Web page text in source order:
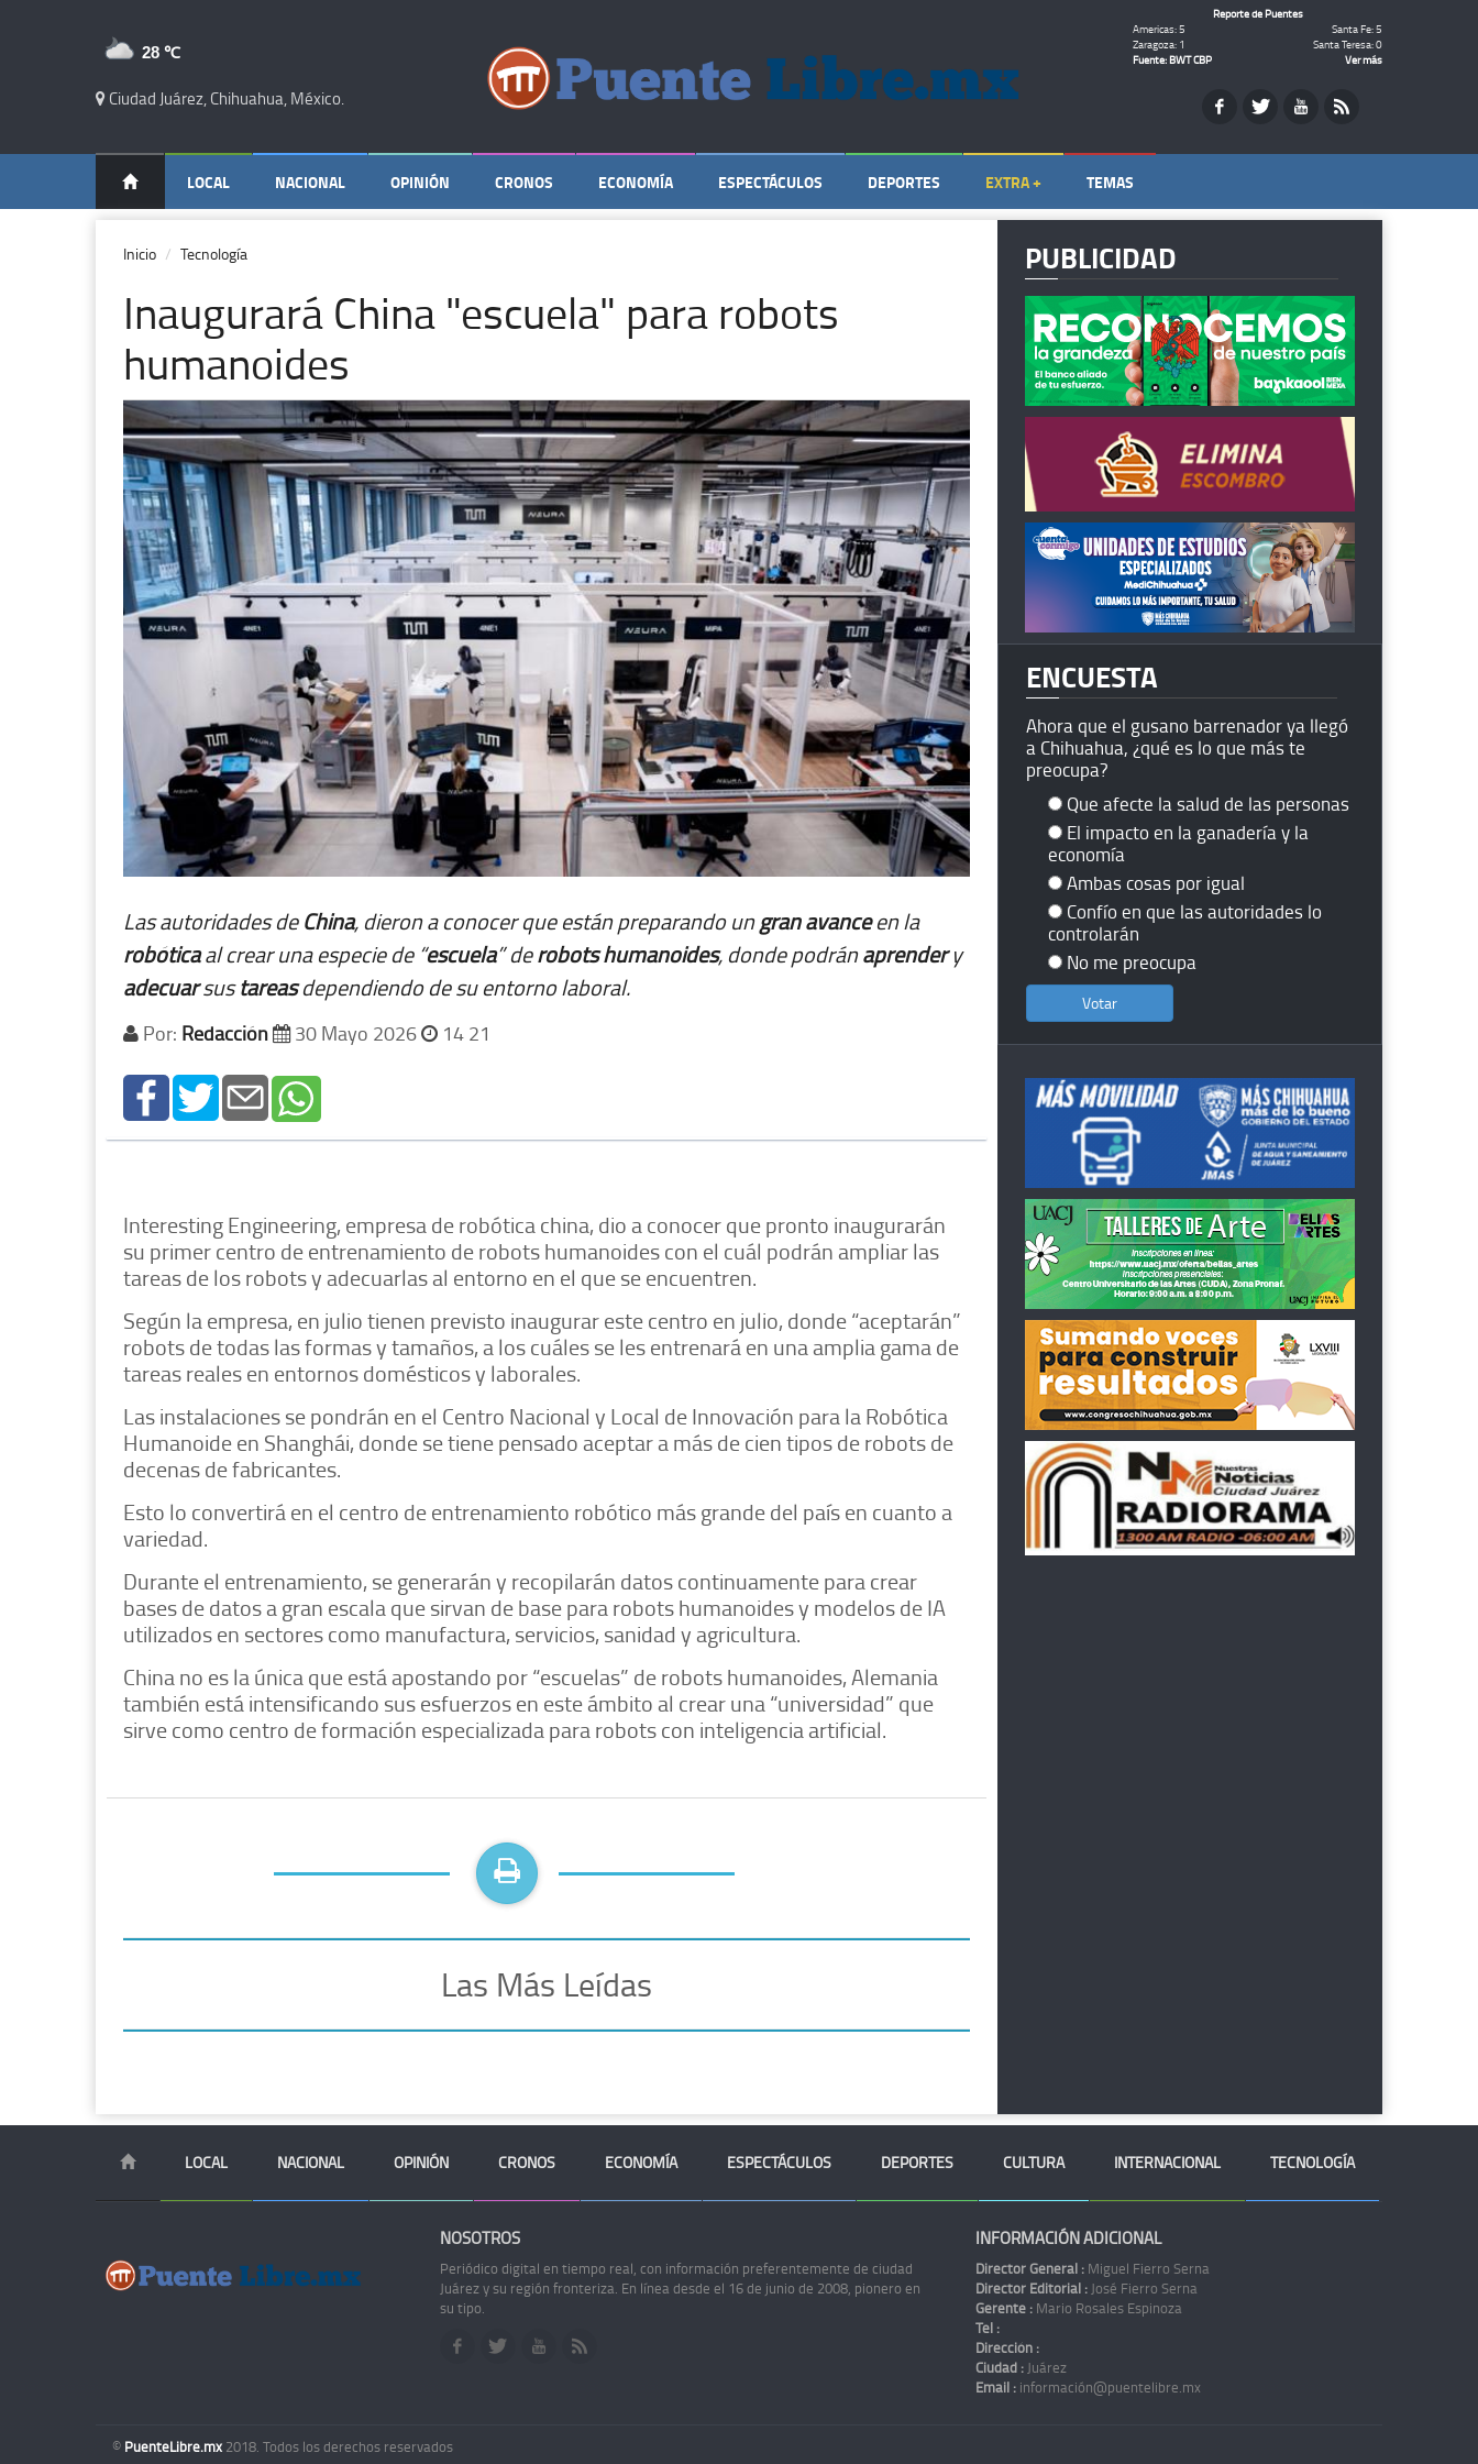
28 ℃
Ciudad Juárez, Chihuahua, México.
Reporte de Puentes
Americas: 5
Santa Fe: 5
Zaragoza: 1
Santa Teresa: 0
Fuente: BWT CBP
Ver más
LOCAL NACIONAL OPINIÓN CRONOS ECONOMÍA ESPECTÁCULOS DEPORTES EXTRA + TEMAS
Inicio Tecnología
Inaugurará China "escuela" para robots
humanoides
Las autoridades deChina, dieron a conocer que están preparando ungranavanceen la
robóticaal crear una especie de “escuela” derobotshumanoides, donde podránaprendery
adecuarsustareasdependiendo de su entorno laboral.
Por: Redacción 30 Mayo 2026 14 21
Interesting Engineering, empresa de robótica china, dio a conocer que pronto inaugurarán
su primer centro de entrenamiento de robots humanoides con el cuál podrán ampliar las
tareas de los robots y adecuarlas al entorno en el que se encuentren.
Según la empresa, en julio tienen previsto inaugurar este centro en julio, donde “aceptarán”
robots de todas las formas y tamaños, a los cuáles se les entrenará en una amplia gama de
tareas reales en entornos domésticos y laborales.
Las instalaciones se pondrán en el Centro Nacional y Local de Innovación para la Robótica
Humanoide en Shanghái, donde se tiene pensado aceptar a más de cien tipos de robots de
decenas de fabricantes.
Esto lo convertirá en el centro de entrenamiento robótico más grande del país en cuanto a
variedad.
Durante el entrenamiento, se generarán y recopilarán datos continuamente para crear
bases de datos a gran escala que sirvan de base para robots humanoides y modelos de IA
utilizados en sectores como manufactura, servicios, sanidad y agricultura.
China no es la única que está apostando por “escuelas” de robots humanoides, Alemania
también está intensificando sus esfuerzos en este ámbito al crear una “universidad” que
sirve como centro de formación especializada para robots con inteligencia artificial.
Las Más Leídas
PUBLICIDAD
ENCUESTA
Ahora que el gusano barrenador ya llegó
a Chihuahua, ¿qué es lo que más te
preocupa?
Que afecte la salud de las personas
El impacto en la ganadería y la
economía
Ambas cosas por igual
Confío en que las autoridades lo
controlarán
No me preocupa
LOCAL NACIONAL OPINIÓN CRONOS ECONOMÍA ESPECTÁCULOS DEPORTES CULTURA INTERNACIONAL TECNOLOGÍA
NOSOTROS
Periódico digital en tiempo real, con información preferentemente de ciudad
Juárez y su región fronteriza. En línea desde el 16 de junio de 2008, pionero en
su tipo.
INFORMACIÓN ADICIONAL
Director General : Miguel Fierro Serna
Director Editorial : José Fierro Serna
Gerente : Mario Rosales Espinoza
Tel :
Dirección :
Ciudad : Juárez
Email : información@puentelibre.mx
© PuenteLibre.mx 2018. Todos los derechos reservados